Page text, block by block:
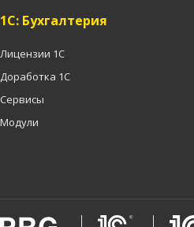
1C: Бухгалтерия
Лицензии 1С
Доработка 1С
Сервисы
Модули